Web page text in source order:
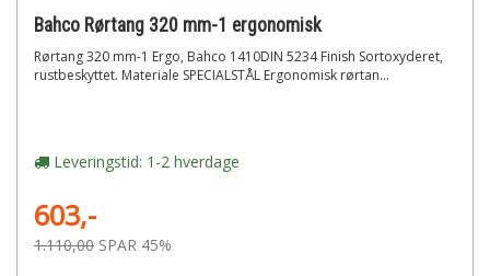
Bahco Rørtang 320 mm-1 ergonomisk
Rørtang 320 mm-1 Ergo, Bahco 1410DIN 5234 Finish Sortoxyderet,
rustbeskyttet. Materiale SPECIALSTÅL Ergonomisk rørtan...
Leveringstid: 1-2 hverdage
603,-
1.110,00 SPAR 45%